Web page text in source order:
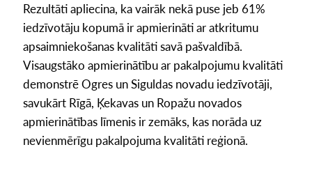
Rezultāti apliecina, ka vairāk nekā puse jeb 61%
iedzīvotāju kopumā ir apmierināti ar atkritumu
apsaimniekošanas kvalitāti savā pašvaldībā.
Visaugstāko apmierinātību ar pakalpojumu kvalitāti
demonstrē Ogres un Siguldas novadu iedzīvotāji,
savukārt Rīgā, Ķekavas un Ropažu novados
apmierinātības līmenis ir zemāks, kas norāda uz
nevienmērīgu pakalpojuma kvalitāti reģionā.